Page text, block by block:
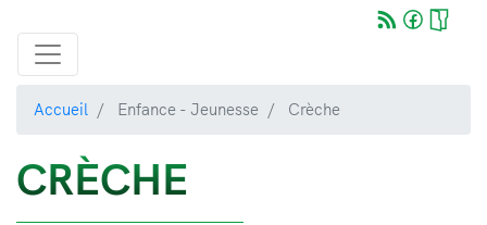
Accueil Enfance - Jeunesse Crèche
CRÈCHE